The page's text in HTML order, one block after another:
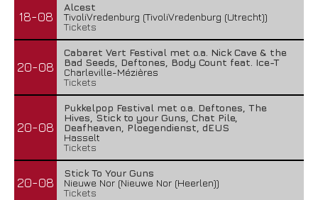
18-08
Alcest
TivoliVredenburg (TivoliVredenburg (Utrecht))
Tickets
20-08
Cabaret Vert Festival met o.a. Nick Cave & the
Bad Seeds, Deftones, Body Count feat. Ice-T
Charleville-Mézières
Tickets
20-08
Pukkelpop Festival met o.a. Deftones, The
Hives, Stick to your Guns, Chat Pile,
Deafheaven, Ploegendienst, dEUS
Hasselt
Tickets
20-08
Stick To Your Guns
Nieuwe Nor (Nieuwe Nor (Heerlen))
Tickets